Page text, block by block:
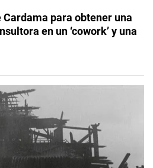
para obtener una
en un ‘cowork’ y una